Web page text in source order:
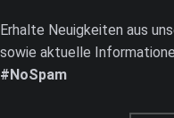
Erhalte Neuigkeiten aus
sowie aktuelle
#NoSpam